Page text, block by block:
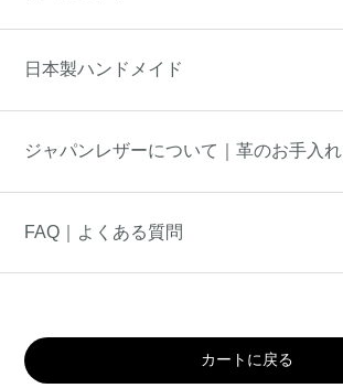
日本製ハンドメイド
ジャパンレザーについて｜革のお手入れ
FAQ｜よくある質問
カートに戻る